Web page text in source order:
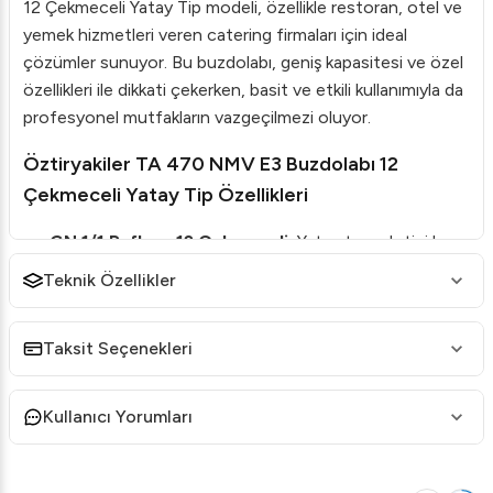
12 Çekmeceli Yatay Tip modeli, özellikle restoran, otel ve
yemek hizmetleri veren catering firmaları için ideal
çözümler sunuyor. Bu buzdolabı, geniş kapasitesi ve özel
özellikleri ile dikkati çekerken, basit ve etkili kullanımıyla da
profesyonel mutfakların vazgeçilmezi oluyor.
Öztiryakiler TA 470 NMV E3 Buzdolabı 12
Çekmeceli Yatay Tip Özellikleri
GN 1/1 Raflı ve 12 Çekmeceli:Yatay tezgah tipi bu
buzdolabı, GN 1/1 uyumlu rafları ve 12 çekmecesi
paslanmaz çelik yüzeyi ile hem dayanıklıdır hem de
hijyenik bir kullanım sunar.
HACCP Dijital Kontrol Paneli:
Kullanıcı dostu dijital
panel ile sıcaklık kontrolü ve diğer ayarların yapılmasını
Teknik Özellikler
Taksit Seçenekleri
Kullanıcı Yorumları